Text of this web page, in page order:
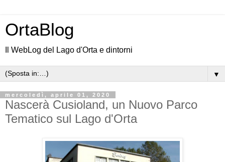
OrtaBlog
Il WebLog del Lago d'Orta e dintorni
▼
mercoledì, aprile 01, 2020
Nascerà Cusioland, un Nuovo Parco
Tematico sul Lago d'Orta